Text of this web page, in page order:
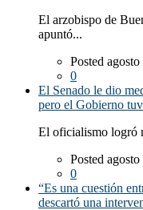
El arzobispo de
apuntó...
Posted
0
El Senado le dio
pero el Gobierno
El oficialismo logró
Posted
0
“Es una cuestión
descartó una